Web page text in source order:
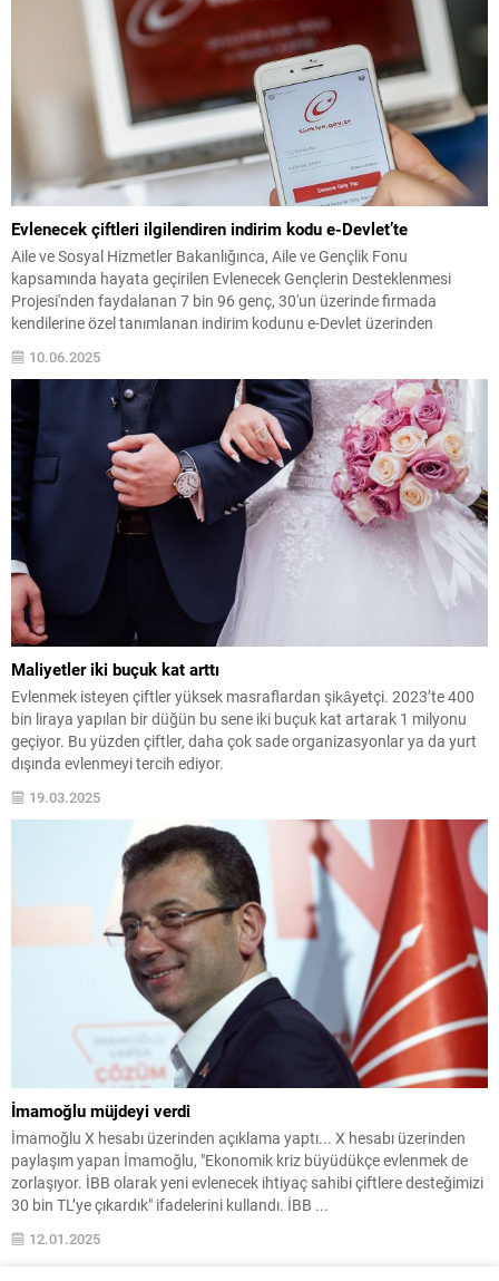
Evlenecek çiftleri ilgilendiren indirim kodu e-Devlet’te
Aile ve Sosyal Hizmetler Bakanlığınca, Aile ve Gençlik Fonu
kapsamında hayata geçirilen Evlenecek Gençlerin Desteklenmesi
Projesi'nden faydalanan 7 bin 96 genç, 30'un üzerinde firmada
kendilerine özel tanımlanan indirim kodunu e-Devlet üzerinden
10.06.2025
Maliyetler iki buçuk kat arttı
Evlenmek isteyen çiftler yüksek masraflardan şikâyetçi. 2023’te 400
bin liraya yapılan bir düğün bu sene iki buçuk kat artarak 1 milyonu
geçiyor. Bu yüzden çiftler, daha çok sade organizasyonlar ya da yurt
dışında evlenmeyi tercih ediyor.
19.03.2025
İmamoğlu müjdeyi verdi
İmamoğlu X hesabı üzerinden açıklama yaptı... X hesabı üzerinden
paylaşım yapan İmamoğlu, "Ekonomik kriz büyüdükçe evlenmek de
zorlaşıyor. İBB olarak yeni evlenecek ihtiyaç sahibi çiftlere desteğimizi
30 bin TL’ye çıkardık" ifadelerini kullandı. İBB ...
12.01.2025